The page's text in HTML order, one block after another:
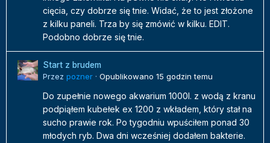
cięcia, czy dobrze się tnie. Widać, że to jest złożone
z kilku paneli. Trza by się zmówić w kilku. EDIT.
Podobno dobrze się tnie.
Start z brudem
Przez pozner · Opublikowano 15 godzin temu
Do zupełnie nowego akwarium 1000l. z wodą z kranu
podpiąłem kubełek ex 1200 z wkładem, który stał na
sucho prawie rok. Po tygodniu wpuściłem ponad 30
młodych ryb. Dwa dni wcześniej dodałem bakterie.